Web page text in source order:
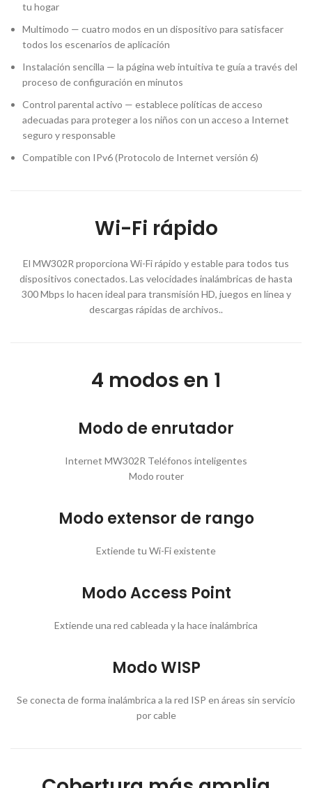
tu hogar
Multimodo — cuatro modos en un dispositivo para satisfacer
todos los escenarios de aplicación
Instalación sencilla — la página web intuitiva te guía a través del
proceso de configuración en minutos
Control parental activo — establece políticas de acceso
adecuadas para proteger a los niños con un acceso a Internet
seguro y responsable
Compatible con IPv6 (Protocolo de Internet versión 6)
Wi-Fi rápido
El MW302R proporciona Wi-Fi rápido y estable para todos tus
dispositivos conectados. Las velocidades inalámbricas de hasta
300 Mbps lo hacen ideal para transmisión HD, juegos en línea y
descargas rápidas de archivos..
4 modos en 1
Modo de enrutador
Internet MW302R Teléfonos inteligentes
Modo router
Modo extensor de rango
Extiende tu Wi-Fi existente
Modo Access Point
Extiende una red cableada y la hace inalámbrica
Modo WISP
Se conecta de forma inalámbrica a la red ISP en áreas sin servicio
por cable
Instagram
Facebook